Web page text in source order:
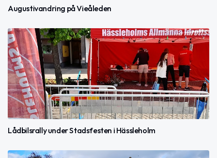
Augustivandring på Vieåleden
Lådbilsrally under Stadsfesten i Hässleholm